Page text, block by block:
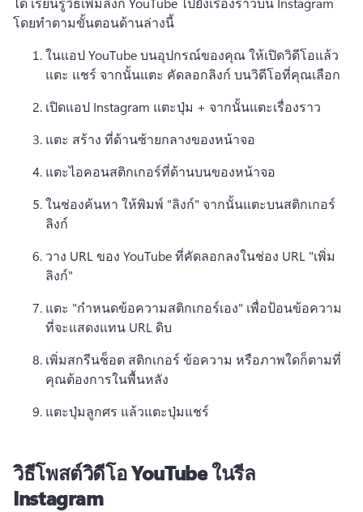
โดยทําตามขั้นตอนด้านล่างนี้
ในแอป YouTube บนอุปกรณ์ของคุณ ให้เปิดวิดีโอแล้ว
แตะ แชร์ จากนั้นแตะ คัดลอกลิงก์ บนวิดีโอที่คุณเลือก
เปิดแอป Instagram แตะปุ่ม + จากนั้นแตะเรื่องราว
แตะ สร้าง ที่ด้านซ้ายกลางของหน้าจอ
แตะไอคอนสติกเกอร์ที่ด้านบนของหน้าจอ
ในช่องค้นหา ให้พิมพ์ "ลิงก์" จากนั้นแตะบนสติกเกอร์
ลิงก์
วาง URL ของ YouTube ที่คัดลอกลงในช่อง URL "เพิ่ม
ลิงก์"
แตะ "กําหนดข้อความสติกเกอร์เอง" เพื่อป้อนข้อความ
ที่จะแสดงแทน URL ดิบ
เพิ่มสกรีนช็อต สติกเกอร์ ข้อความ หรือภาพใดก็ตามที่
คุณต้องการในพื้นหลัง
แตะปุ่มลูกศร แล้วแตะปุ่มแชร์
วิธีโพสต์วิดีโอ YouTube ในรีล
Instagram